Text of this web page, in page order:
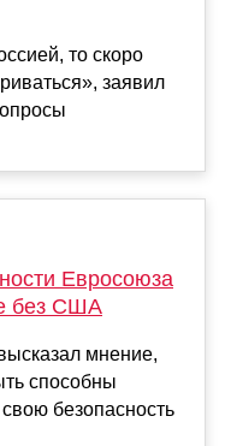
то скоро
заявил
Евросоюза
без США
мнение,
способны
безопасность